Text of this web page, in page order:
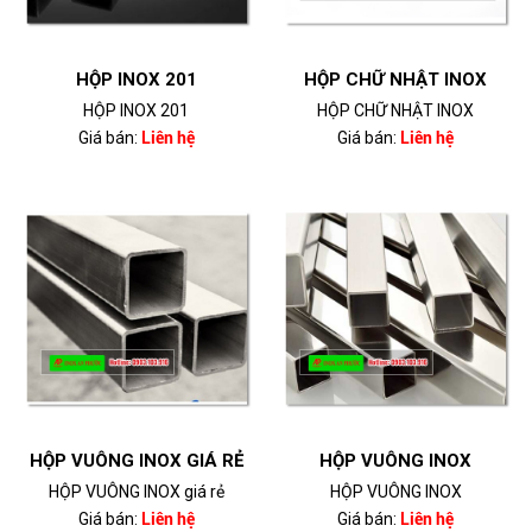
HỘP INOX 201
HỘP INOX 201
Giá bán: Liên hệ
HỘP CHỮ NHẬT INOX
HỘP CHỮ NHẬT INOX
Giá bán: Liên hệ
HỘP VUÔNG INOX GIÁ RẺ
HỘP VUÔNG INOX giá rẻ
Giá bán: Liên hệ
HỘP VUÔNG INOX
HỘP VUÔNG INOX
Giá bán: Liên hệ